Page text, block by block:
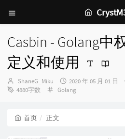
Casbin - Golang中
定义和使用
博
主：
ShaneG_Miku
发
布
2020 年 05 月 01 日
4880字数
分
Golang
首页 正文